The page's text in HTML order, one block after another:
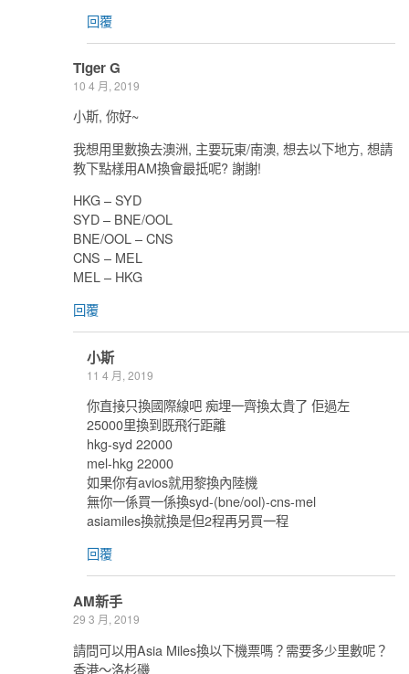
回覆
Tiger G
10 4 月, 2019
小斯, 你好~
我想用里數換去澳洲, 主要玩東/南澳, 想去以下地方, 想請
教下點樣用AM換會最抵呢? 謝謝!
HKG – SYD
SYD – BNE/OOL
BNE/OOL – CNS
CNS – MEL
MEL – HKG
回覆
小斯
11 4 月, 2019
你直接只換國際線吧 痴埋一齊換太貴了 佢過左
25000里換到既飛行距離
hkg-syd 22000
mel-hkg 22000
如果你有avios就用黎換內陸機
無你一係買一係換syd-(bne/ool)-cns-mel
asiamiles換就換是但2程再另買一程
回覆
AM新手
29 3 月, 2019
請問可以用Asia Miles換以下機票嗎？需要多少里數呢？
香港～洛杉磯